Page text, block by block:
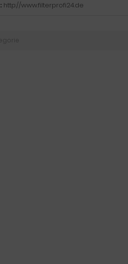
http://www.filterprofi24.de